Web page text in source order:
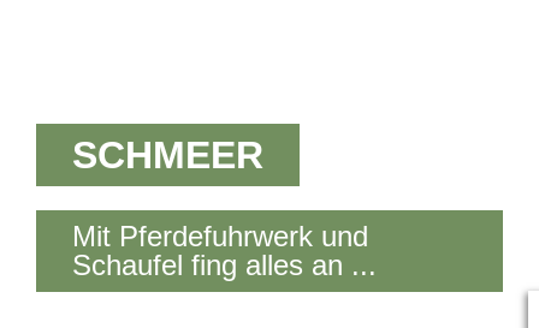
SCHMEER
Mit Pferdefuhrwerk und
Schaufel fing alles an ...